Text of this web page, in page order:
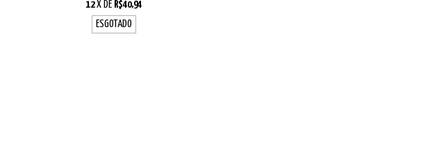
12 X DE R$40,94
ESGOTADO